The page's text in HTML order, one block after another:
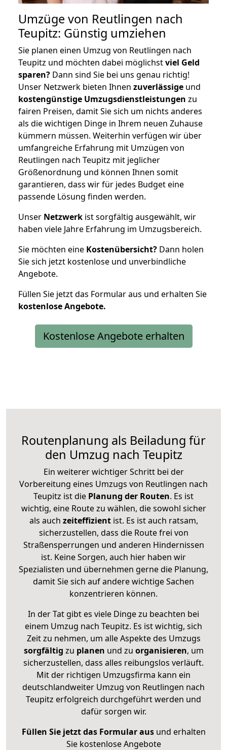
Umzüge von Reutlingen nach
Teupitz: Günstig umziehen
Sie planen einen Umzug von Reutlingen nach
Teupitz und möchten dabei möglichstviel Geld
sparen? Dann sind Sie bei uns genau richtig!
Unser Netzwerk bieten Ihnen zuverlässige und
kostengünstige Umzugsdienstleistungen zu
fairen Preisen, damit Sie sich um nichts anderes
als die wichtigen Dinge in Ihrem neuen Zuhause
kümmern müssen. Weiterhin verfügen wir über
umfangreiche Erfahrung mit Umzügen von
Reutlingen nach Teupitz mit jeglicher
Größenordnung und können Ihnen somit
garantieren, dass wir für jedes Budget eine
passende Lösung finden werden.
Unser Netzwerk ist sorgfältig ausgewählt, wir
haben viele Jahre Erfahrung im Umzugsbereich.
Sie möchten eine Kostenübersicht? Dann holen
Sie sich jetzt kostenlose und unverbindliche
Angebote.
Füllen Sie jetzt das Formular aus und erhalten Sie
kostenloseAngebote.
Kostenlose Angebote erhalten
Routenplanung als Beiladung für
den Umzug nach Teupitz
Ein weiterer wichtiger Schritt bei der
Vorbereitung eines Umzugs von Reutlingen nach
Teupitz ist die Planung der Routen. Es ist
wichtig, eine Route zu wählen, die sowohl sicher
als auch zeiteffizientist. Es ist auch ratsam,
sicherzustellen, dass die Route frei von
Straßensperrungen und anderen Hindernissen
ist. Keine Sorgen, auch hier haben wir
Spezialisten und übernehmen gerne die Planung,
damit Sie sich auf andere wichtige Sachen
konzentrieren können.
In der Tat gibt es viele Dinge zu beachten bei
einem Umzug nach Teupitz. Es ist wichtig, sich
Zeit zu nehmen, um alle Aspekte des Umzugs
sorgfältig zu planen und zu organisieren, um
sicherzustellen, dass alles reibungslos verläuft.
Mit der richtigen Umzugsfirma kann ein
deutschlandweiter Umzug von Reutlingen nach
Teupitz erfolgreich durchgeführt werden und
dafür sorgen wir.
Füllen Sie jetzt das Formular ausund erhalten
Sie kostenlose Angebote